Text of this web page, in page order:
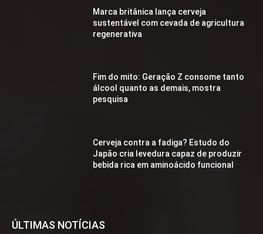
Marca britânica lança cerveja
sustentável com cevada de agricultura
regenerativa
Fim do mito: Geração Z consome tanto
álcool quanto as demais, mostra
pesquisa
Cerveja contra a fadiga? Estudo do
Japão cria levedura capaz de produzir
bebida rica em aminoácido funcional
ÚLTIMAS NOTÍCIAS